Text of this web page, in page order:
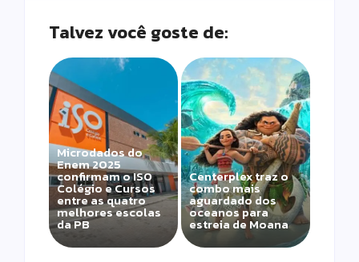
Talvez você goste de:
Microdados do
Enem 2025
confirmam o ISO
Colégio e Cursos
entre as quatro
melhores escolas
da PB
Centerplex traz o
combo mais
aguardado dos
oceanos para
estreia de Moana